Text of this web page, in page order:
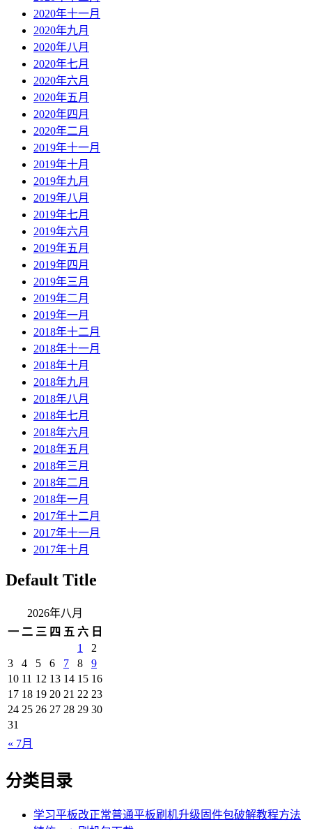
2020年十一月
2020年九月
2020年八月
2020年七月
2020年六月
2020年五月
2020年四月
2020年二月
2019年十一月
2019年十月
2019年九月
2019年八月
2019年七月
2019年六月
2019年五月
2019年四月
2019年三月
2019年二月
2019年一月
2018年十二月
2018年十一月
2018年十月
2018年九月
2018年八月
2018年七月
2018年六月
2018年五月
2018年三月
2018年二月
2018年一月
2017年十二月
2017年十一月
2017年十月
Default Title
2026年八月
一 二 三 四 五 六 日
« 7月
1
2
3
4 5 6 7 8
9
10 11 12 13 14 15 16
17 18 19 20 21 22 23
24 25 26 27 28 29 30
31
分类目录
学习平板改正常普通平板刷机升级固件包破解教程方法